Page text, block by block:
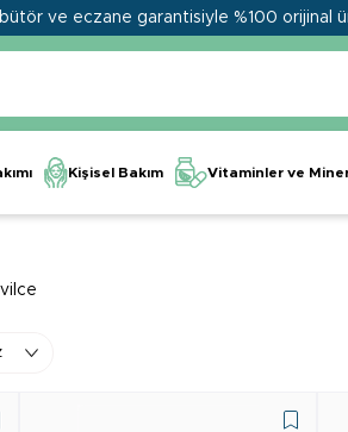
ve eczane garantisiyle %100 orijinal
Kişisel Bakım Vitaminler ve